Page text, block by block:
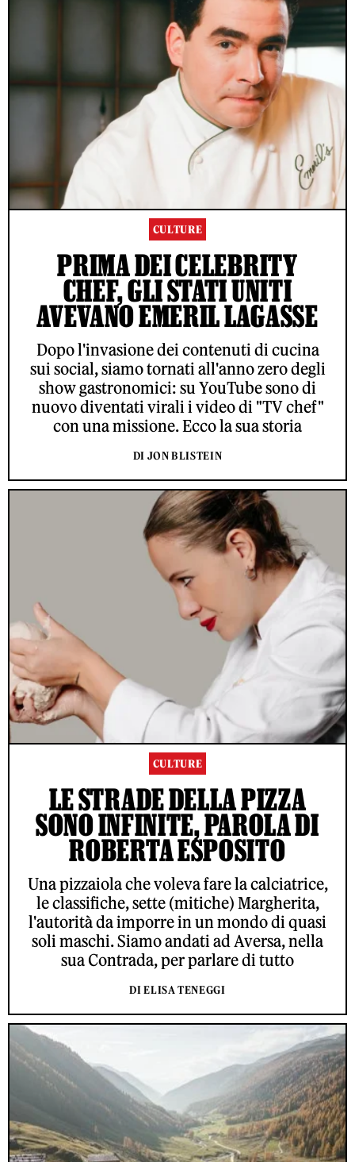
CULTURE
PRIMA DEI CELEBRITY
CHEF, GLI STATI UNITI
AVEVANO EMERIL LAGASSE
Dopo l'invasione dei contenuti di cucina
sui social, siamo tornati all'anno zero degli
show gastronomici: su YouTube sono di
nuovo diventati virali i video di "TV chef"
con una missione. Ecco la sua storia
DI JON BLISTEIN
CULTURE
LE STRADE DELLA PIZZA
SONO INFINITE, PAROLA DI
ROBERTA ESPOSITO
Una pizzaiola che voleva fare la calciatrice,
le classifiche, sette (mitiche) Margherita,
l'autorità da imporre in un mondo di quasi
soli maschi. Siamo andati ad Aversa, nella
sua Contrada, per parlare di tutto
DI ELISA TENEGGI